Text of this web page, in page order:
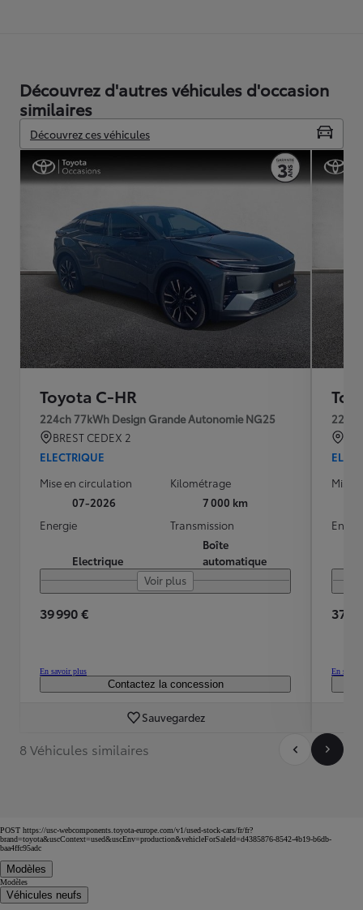
Découvrez d'autres véhicules d'occasion
similaires
Découvrez ces véhicules
Toyota C-HR
224ch 77kWh Design Grande Autonomie NG25
BREST CEDEX 2
ELECTRIQUE
Mise en circulation
07-2026
Kilométrage
7 000 km
Energie
Electrique
Transmission
Boîte
automatique
Voir plus
39 990 €
En savoir plus
Contactez la concession
Sauvegardez
Mise
37
En
8 Véhicules similaires
POST https://usc-webcomponents.toyota-europe.com/v1/used-stock-cars/fr/fr?
brand=toyota&uscContext=used&uscEnv=production&vehicleForSaleId=d4385876-8542-4b19-b6db-
baa4ffc95adc
Modèles
Modèles
Véhicules neufs